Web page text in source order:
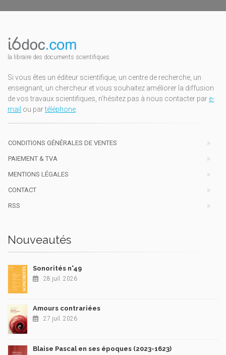
la libraire des documents scientifiques
Si vous êtes un éditeur scientifique, un centre de recherche, un
enseignant, un chercheur et vous souhaitez améliorer la diffusion
de vos travaux scientifiques, n'hésitez pas à nous contacter par e-
mail ou partéléphone.
CONDITIONS GÉNÉRALES DE VENTES
PAIEMENT & TVA
MENTIONS LÉGALES
CONTACT
RSS
Nouveautés
Sonorités n°49
28 juil. 2026
Amours contrariées
27 juil. 2026
Blaise Pascal en ses époques (2023-1623)